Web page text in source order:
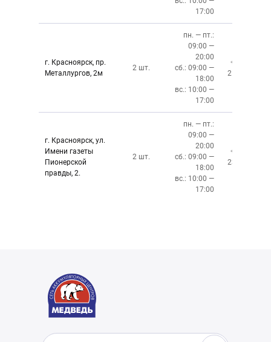
17:00
г. Красноярск, пр.
Металлургов, 2м
2 шт.
пн. — пт.:
09:00 —
20:00
сб.: 09:00 —
18:00
вс.: 10:00 —
17:00
+7 (391)
212-87-27
г. Красноярск, ул.
Имени газеты
Пионерской
правды, 2.
2 шт.
пн. — пт.:
09:00 —
20:00
сб.: 09:00 —
18:00
вс.: 10:00 —
17:00
+7 (391)
237-34-34